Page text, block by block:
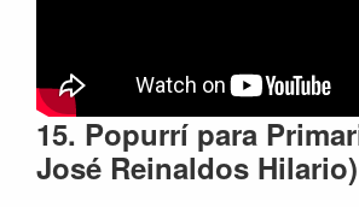
15. Popurrí para
José Reinaldos Hilario)